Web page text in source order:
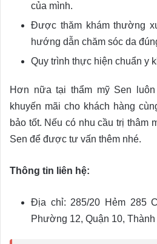
của mình.
Được thăm khám thường
hướng dẫn chăm sóc da
Quy trình thực hiện chuẩn y
Hơn nữa tại thẩm mỹ Sen
khuyến mãi cho khách hàng
bảo tốt. Nếu có nhu cầu trị thâm
Sen để được tư vấn thêm nhé.
Thông tin liên hệ:
Địa chỉ: 285/20 Hẻm 285
Phường 12, Quận 10,